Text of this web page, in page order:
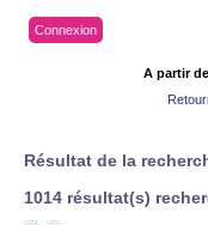
Connexion
A partir
Résultat de la
1014 résultat(s)